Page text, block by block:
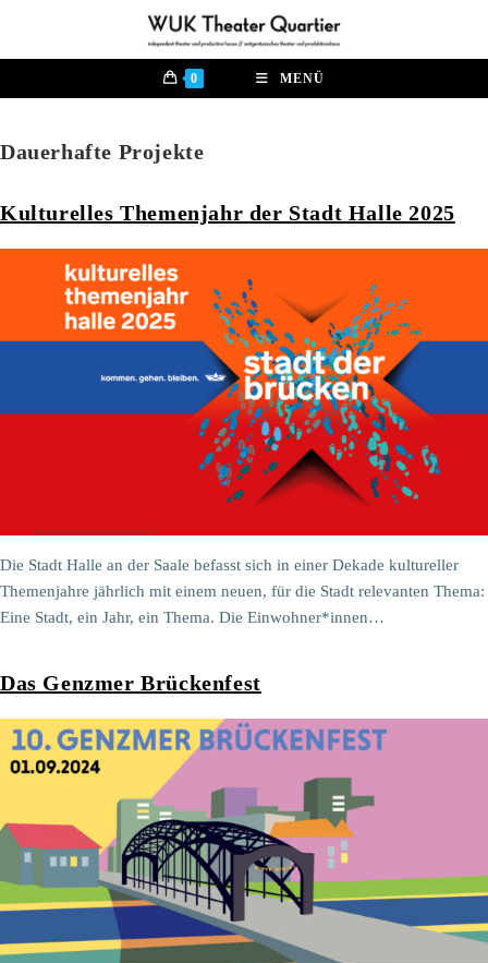
springen
0 MENÜ
Dauerhafte Projekte
Kulturelles Themenjahr der Stadt Halle 2025
Die Stadt Halle an der Saale befasst sich in einer Dekade kultureller
Themenjahre jährlich mit einem neuen, für die Stadt relevanten Thema:
Eine Stadt, ein Jahr, ein Thema. Die Einwohner*innen…
Das Genzmer Brückenfest